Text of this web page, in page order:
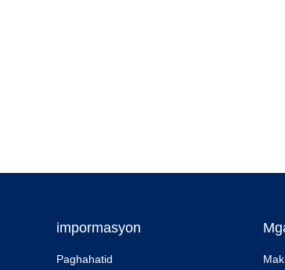
impormasyon
Paghahatid